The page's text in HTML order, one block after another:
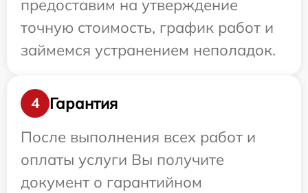
предоставим на утверждение
точную стоимость, график работ и
займемся устранением неполадок.
4
Гарантия
После выполнения всех работ и
оплаты услуги Вы получите
документ о гарантийном